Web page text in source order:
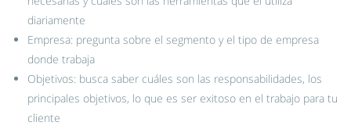
diariamente
Empresa: pregunta sobre el segmento y el tipo de empresa
donde trabaja
Objetivos: busca saber cuáles son las responsabilidades, los
principales objetivos, lo que es ser exitoso en el trabajo para tu
cliente